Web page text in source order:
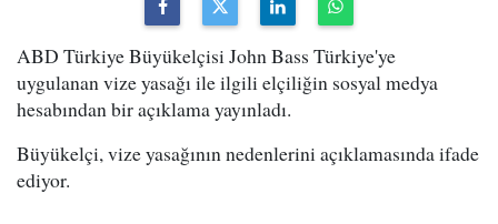
ABD Türkiye Büyükelçisi John Bass Türkiye'ye
uygulanan vize yasağı ile ilgili elçiliğin sosyal medya
hesabından bir açıklama yayınladı.
Büyükelçi, vize yasağının nedenlerini açıklamasında ifade
ediyor.